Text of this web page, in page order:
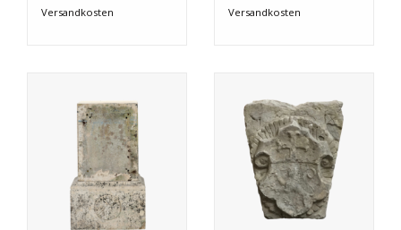
Versandkosten
Versandkosten